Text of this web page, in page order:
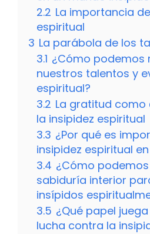
2.2 La importancia
espiritual
3 La parábola de los
3.1 ¿Cómo podemos
nuestros talentos y
espiritual?
3.2 La gratitud
la insipidez espiritual
3.3 ¿Por qué es
insipidez espiritual
3.4 ¿Cómo
sabiduría interior
insípidos
3.5 ¿Qué papel
lucha contra la